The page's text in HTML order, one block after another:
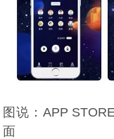
图说：APP
面